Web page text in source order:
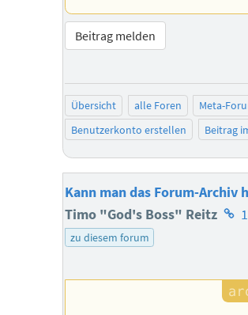
Beitrag melden
Übersicht alle Foren Meta-
Benutzerkonto erstellen
Beitrag
Kann man das Forum-Archiv
Timo "God's Boss" Reitz
zu diesem forum